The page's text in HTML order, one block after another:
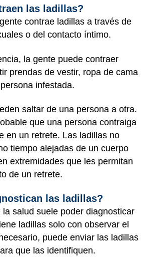
las ladillas?
contrae ladillas a través de
o del contacto íntimo.
la gente puede contraer
prendas de vestir, ropa de cama
infestada.
saltar de una persona a otra.
que una persona contraiga
en un retrete. Las ladillas no
tiempo alejadas de un cuerpo
extremidades que les permitan
de un retrete.
las ladillas?
la salud suele poder diagnosticar
ladillas solo con observar el
puede enviar las ladillas
que las identifiquen.